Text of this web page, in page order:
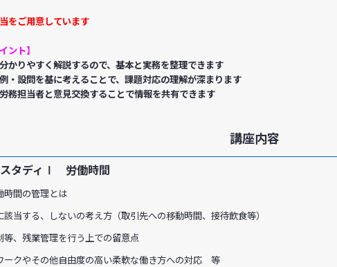
をご用意しています
ント】
かりやすく解説するので、基本と実務を整理できます
・設問を基に考えることで、課題対応の理解が深まります
務担当者と意見交換することで情報を共有できます
講座内容
タディⅠ 労働時間
時間の管理とは
該当する、しないの考え方（取引先への移動時間、接待飲食等）
等、残業管理を行う上での留意点
ークやその他自由度の高い柔軟な働き方への対応 等